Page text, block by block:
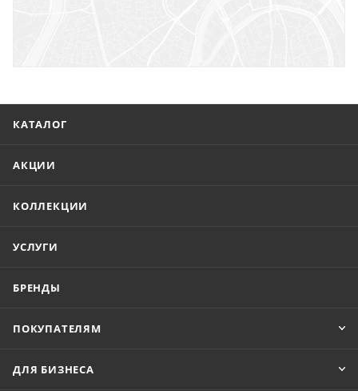
КАТАЛОГ
АКЦИИ
КОЛЛЕКЦИИ
УСЛУГИ
БРЕНДЫ
ПОКУПАТЕЛЯМ
ДЛЯ БИЗНЕСА